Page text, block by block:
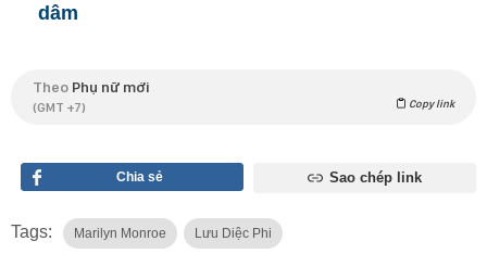
dâm
Theo Phụ nữ mới
(GMT +7) Copy link
Chia sẻ Sao chép link
Tags: Marilyn Monroe Lưu Diệc Phi